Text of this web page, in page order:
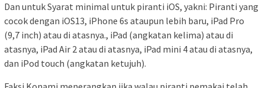
Dan untuk Syarat minimal untuk piranti iOS, yakni: Piranti yang
cocok dengan iOS13, iPhone 6s ataupun lebih baru, iPad Pro
(9,7 inch) atau di atasnya., iPad (angkatan kelima) atau di
atasnya, iPad Air 2 atau di atasnya, iPad mini 4 atau di atasnya,
dan iPod touch (angkatan ketujuh).